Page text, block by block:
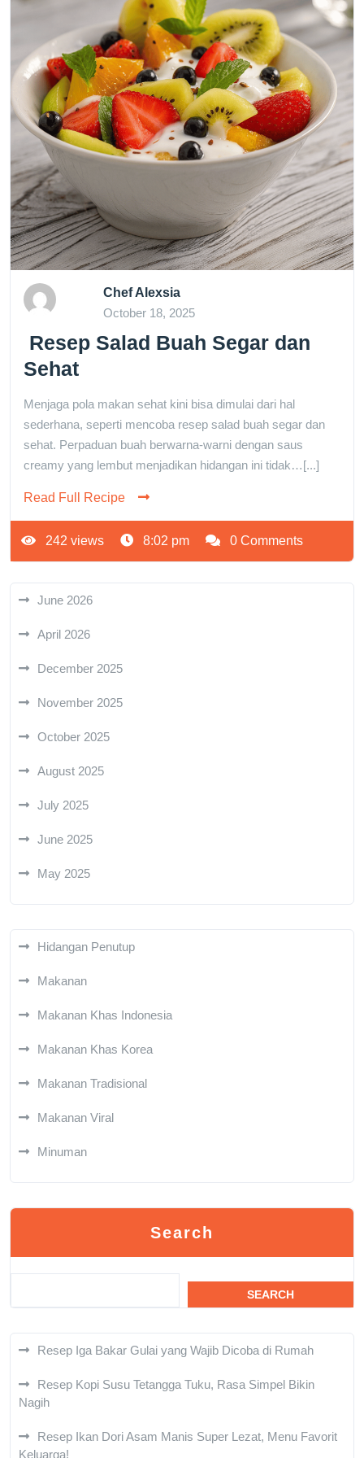
Chef Alexsia
October 18, 2025
Resep Salad Buah Segar dan
Sehat
Menjaga pola makan sehat kini bisa dimulai dari hal
sederhana, seperti mencoba resep salad buah segar dan
sehat. Perpaduan buah berwarna-warni dengan saus
creamy yang lembut menjadikan hidangan ini tidak…[...]
Read Full Recipe
242 views 8:02 pm 0 Comments
June 2026
April 2026
December 2025
November 2025
October 2025
August 2025
July 2025
June 2025
May 2025
Hidangan Penutup
Makanan
Makanan Khas Indonesia
Makanan Khas Korea
Makanan Tradisional
Makanan Viral
Minuman
Search
SEARCH
Resep Iga Bakar Gulai yang Wajib Dicoba di Rumah
Resep Kopi Susu Tetangga Tuku, Rasa Simpel Bikin
Nagih
Resep Ikan Dori Asam Manis Super Lezat, Menu Favorit
Keluarga!